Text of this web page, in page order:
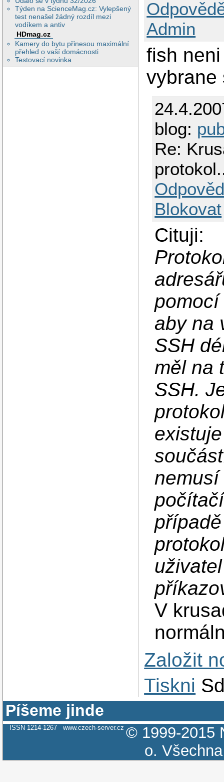
Týden na ScienceMag.cz: Vylepšený
test nenašel žádný rozdíl mezi
vodíkem a antiv
HDmag.cz
Kamery do bytu přinesou maximální
přehled o vaší domácnosti
Testovací novinka
Admin
fish
vybrane
blog:
Re:
Blokovat
Cituji:
pomocí
aby na
SSH
měl na
SSH.
V
Založit
Tiskni
Píšeme jinde
ISSN 1214-1267 www.czech-server.cz © 1999-2015
o.